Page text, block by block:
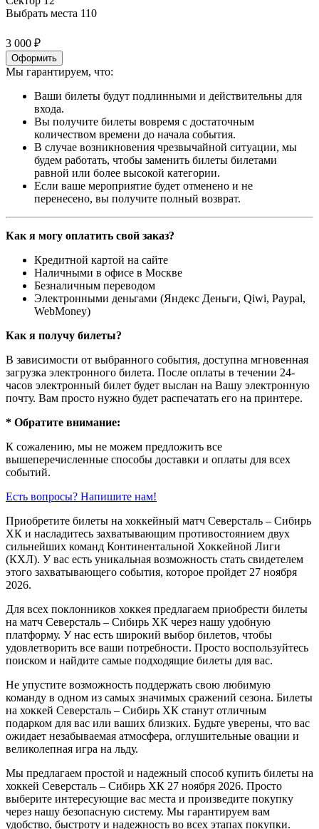
Выбрать места 110
3 000 ₽
Оформить
Мы гарантируем, что:
Ваши билеты будут подлинными и действительны для
входа.
Вы получите билеты вовремя с достаточным
количеством времени до начала события.
В случае возникновения чрезвычайной ситуации, мы
будем работать, чтобы заменить билеты билетами
равной или более высокой категории.
Если ваше мероприятие будет отменено и не
перенесено, вы получите полный возврат.
Как я могу оплатить свой заказ?
Кредитной картой на сайте
Наличными в офисе в Москве
Безналичным переводом
Электронными деньгами (Яндекс Деньги, Qiwi, Paypal,
WebMoney)
Как я получу билеты?
В зависимости от выбранного события, доступна мгновенная
загрузка электронного билета. После оплаты в течении 24-
часов электронный билет будет выслан на Вашу электронную
почту. Вам просто нужно будет распечатать его на принтере.
* Обратите внимание:
К сожалению, мы не можем предложить все
вышеперечисленные способы доставки и оплаты для всех
событий.
Есть вопросы? Напишите нам!
Приобретите билеты на хоккейный матч Северсталь – Сибирь
ХК и насладитесь захватывающим противостоянием двух
сильнейших команд Континентальной Хоккейной Лиги
(КХЛ). У вас есть уникальная возможность стать свидетелем
этого захватывающего события, которое пройдет 27 ноября
2026.
Для всех поклонников хоккея предлагаем приобрести билеты
на матч Северсталь – Сибирь ХК через нашу удобную
платформу. У нас есть широкий выбор билетов, чтобы
удовлетворить все ваши потребности. Просто воспользуйтесь
поиском и найдите самые подходящие билеты для вас.
Не упустите возможность поддержать свою любимую
команду в одном из самых значимых сражений сезона. Билеты
на хоккей Северсталь – Сибирь ХК станут отличным
подарком для вас или ваших близких. Будьте уверены, что вас
ожидает незабываемая атмосфера, оглушительные овации и
великолепная игра на льду.
Мы предлагаем простой и надежный способ купить билеты на
хоккей Северсталь – Сибирь ХК 27 ноября 2026. Просто
выберите интересующие вас места и произведите покупку
через нашу безопасную систему. Мы гарантируем вам
удобство, быстроту и надежность во всех этапах покупки.